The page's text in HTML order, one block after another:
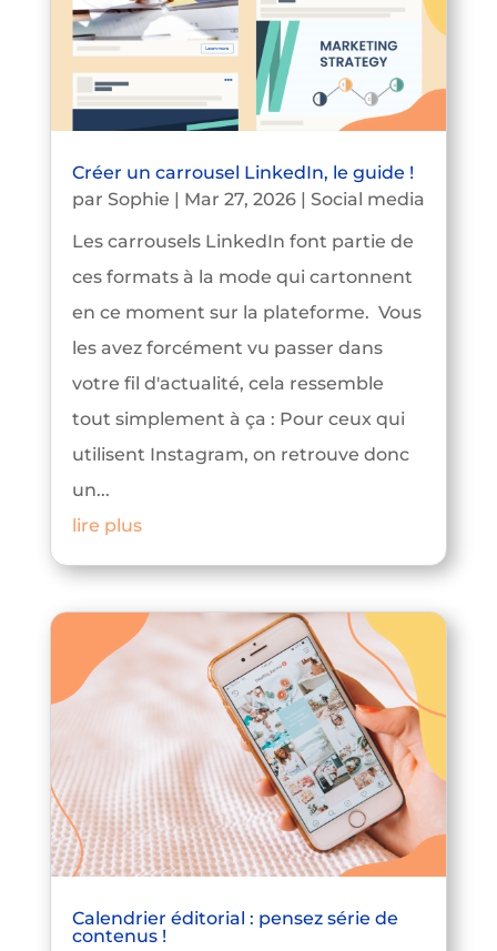
Créer un carrousel LinkedIn, le guide !
par Sophie | Mar 27, 2026| Social media
Les carrousels LinkedIn font partie de
ces formats à la mode qui cartonnent
en ce moment sur la plateforme. Vous
les avez forcément vu passer dans
votre fil d'actualité, cela ressemble
tout simplement à ça : Pour ceux qui
utilisent Instagram, on retrouve donc
un...
lire plus
Calendrier éditorial : pensez série de
contenus !